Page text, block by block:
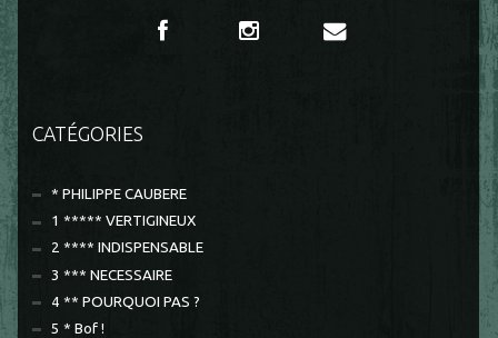
CATÉGORIES
* PHILIPPE CAUBERE
1 ***** VERTIGINEUX
2 **** INDISPENSABLE
3 *** NECESSAIRE
4 ** POURQUOI PAS ?
5 * Bof !